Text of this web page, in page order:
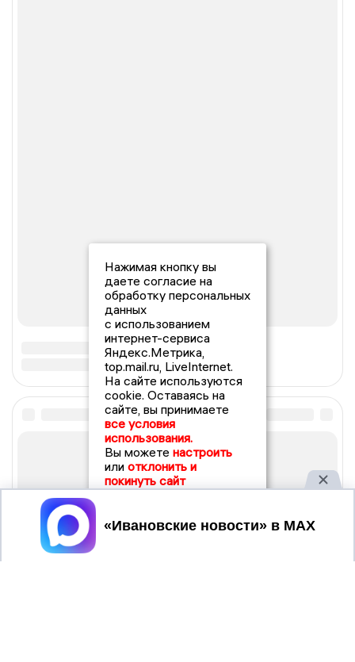
Нажимая кнопку вы
даете согласие на
обработку персональных
данных
с использованием
интернет-сервиса
Яндекс.Метрика,
top.mail.ru, LiveInternet.
На сайте используются
cookie. Оставаясь на
сайте, вы принимаете
все условия
использования.
Вы можете настроить
или отклонить и
покинуть сайт
Принять